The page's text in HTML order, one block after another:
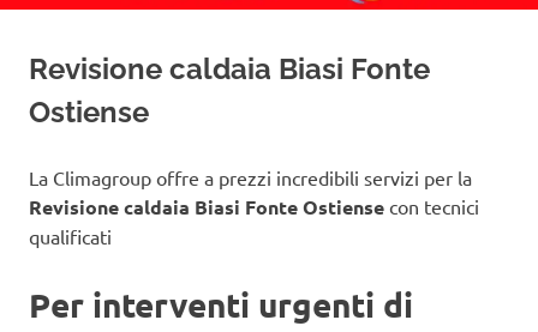
Roma
Revisione caldaia Biasi Fonte
Ostiense
La Climagroup offre a prezzi incredibili servizi per la
Revisione caldaia Biasi Fonte Ostiense con tecnici
qualificati
Per interventi urgenti di